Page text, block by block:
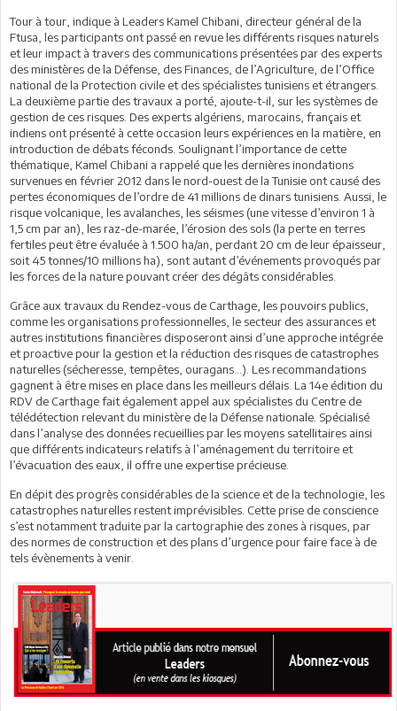
Tour à tour, indique à Leaders Kamel Chibani, directeur général de la
Ftusa, les participants ont passé en revue les différents risques naturels
et leur impact à travers des communications présentées par des experts
des ministères de la Défense, des Finances, de l’Agriculture, de l’Office
national de la Protection civile et des spécialistes tunisiens et étrangers.
La deuxième partie des travaux a porté, ajoute-t-il, sur les systèmes de
gestion de ces risques. Des experts algériens, marocains, français et
indiens ont présenté à cette occasion leurs expériences en la matière, en
introduction de débats féconds. Soulignant l’importance de cette
thématique, Kamel Chibani a rappelé que les dernières inondations
survenues en février 2012 dans le nord-ouest de la Tunisie ont causé des
pertes économiques de l’ordre de 41 millions de dinars tunisiens. Aussi, le
risque volcanique, les avalanches, les séismes (une vitesse d’environ 1 à
1,5 cm par an), les raz-de-marée, l’érosion des sols (la perte en terres
fertiles peut être évaluée à 1.500 ha/an, perdant 20 cm de leur épaisseur,
soit 45 tonnes/10 millions ha), sont autant d’événements provoqués par
les forces de la nature pouvant créer des dégâts considérables.
Grâce aux travaux du Rendez-vous de Carthage, les pouvoirs publics,
comme les organisations professionnelles, le secteur des assurances et
autres institutions financières disposeront ainsi d’une approche intégrée
et proactive pour la gestion et la réduction des risques de catastrophes
naturelles (sécheresse, tempêtes, ouragans…). Les recommandations
gagnent à être mises en place dans les meilleurs délais. La 14e édition du
RDV de Carthage fait également appel aux spécialistes du Centre de
télédétection relevant du ministère de la Défense nationale. Spécialisé
dans l’analyse des données recueillies par les moyens satellitaires ainsi
que différents indicateurs relatifs à l’aménagement du territoire et
l’évacuation des eaux, il offre une expertise précieuse.
En dépit des progrès considérables de la science et de la technologie, les
catastrophes naturelles restent imprévisibles. Cette prise de conscience
s’est notamment traduite par la cartographie des zones à risques, par
des normes de construction et des plans d’urgence pour faire face à de
tels évènements à venir.